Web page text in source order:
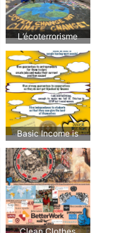
L’écoterrorisme
Basic Income is
possible